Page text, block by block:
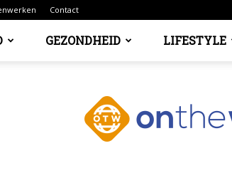
Contact
GEZONDHEID LIFESTYLE